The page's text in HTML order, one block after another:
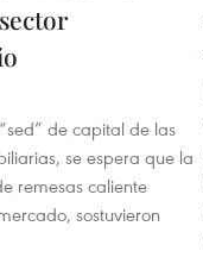
de capital de las
se espera que la
remesas caliente
sostuvieron